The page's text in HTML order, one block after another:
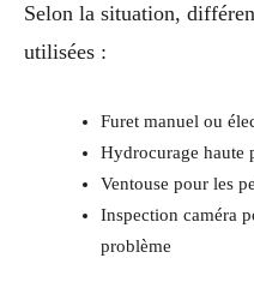
Selon la situation,
utilisées :
Furet manuel ou
Hydrocurage haute
Ventouse pour les
Inspection caméra
problème